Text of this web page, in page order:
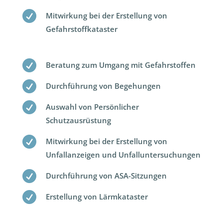

Mitwirkung bei der Erstellung von
Gefahrstoffkataster
 Beratung zum Umgang mit Gefahrstoffen
 Durchführung von Begehungen

Auswahl von Persönlicher
Schutzausrüstung

Mitwirkung bei der Erstellung von
Unfallanzeigen und Unfalluntersuchungen
 Durchführung von ASA-Sitzungen
 Erstellung von Lärmkataster